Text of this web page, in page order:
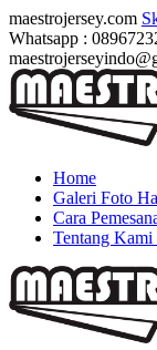
maestrojersey.com
Whatsapp :
Home
Galeri Foto
Cara
Tentang